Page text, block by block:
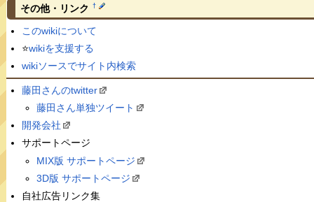
その他・リンク †
このwikiについて
⭐️wikiを支援する
wikiソースでサイト内検索
藤田さんのtwitter
藤田さん単独ツイート
開発会社
サポートページ
MIX版 サポートページ
3D版 サポートページ
自社広告リンク集